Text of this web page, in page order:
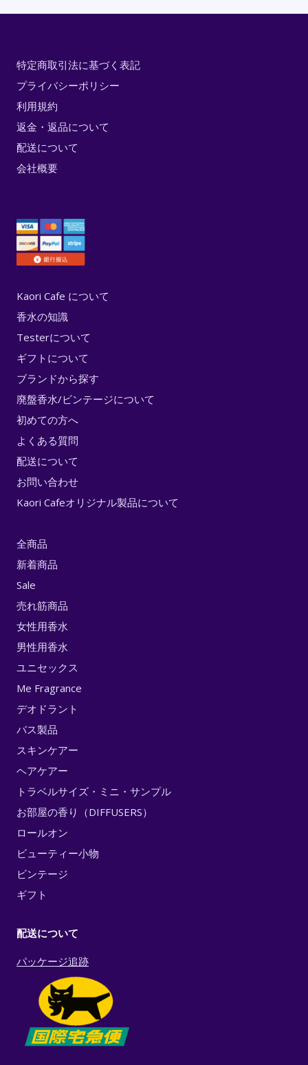
特定商取引法に基づく表記
プライバシーポリシー
利用規約
返金・返品について
配送について
会社概要
Kaori Cafe について
香水の知識
Testerについて
ギフトについて
ブランドから探す
廃盤香水/ビンテージについて
初めての方へ
よくある質問
配送について
お問い合わせ
Kaori Cafeオリジナル製品について
全商品
新着商品
Sale
売れ筋商品
女性用香水
男性用香水
ユニセックス
Me Fragrance
デオドラント
バス製品
スキンケアー
ヘアケアー
トラベルサイズ・ミニ・サンプル
お部屋の香り（DIFFUSERS）
ロールオン
ビューティー小物
ビンテージ
ギフト
配送について
パッケージ追跡